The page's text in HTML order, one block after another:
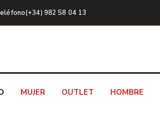
982 58 04 13
MUJER OUTLET HOMBRE